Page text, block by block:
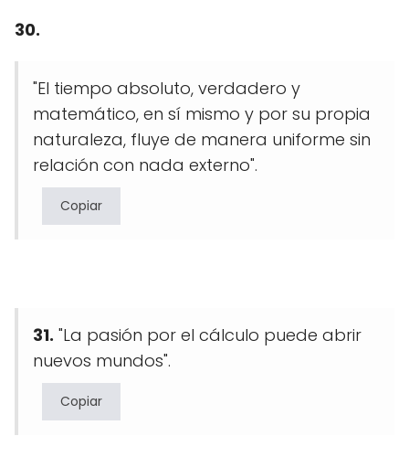
30.
"El tiempo absoluto, verdadero y
matemático, en sí mismo y por su propia
naturaleza, fluye de manera uniforme sin
relación con nada externo".
Copiar
31. "La pasión por el cálculo puede abrir
nuevos mundos".
Copiar